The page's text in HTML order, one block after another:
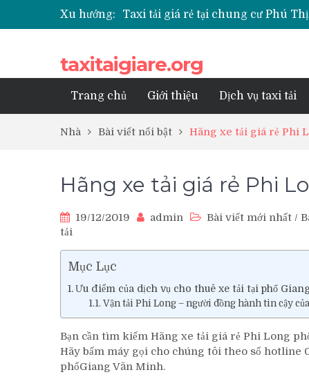
Xu hướng:
Taxi tải giá rẻ tại chung cư Phú
Taxi tải giá rẻ tại chung cư Park
Taxi tải giá rẻ tại Chung cư Anland
Taxi tải giá rẻ tại chung cư BID
taxitaigiare.org
Trang chủ Giới thiệu Dịch vụ taxi tải
Nhà Bài viết nổi bật Hãng xe tải giá rẻ Phi
Hãng xe tải giá rẻ Phi
19/12/2019 admin Bài viết mới nhất /
tải
Mục Lục
Ưu điểm của dịch vụ cho thuê xe tải tại phố
Vận tải Phi Long – người đồng hành tin cậy
Bạn cần tìm kiếm Hãng xe tải giá rẻ Phi Long
Hãy bấm máy gọi cho chúng tôi theo số hotline
phốGiang Văn Minh.